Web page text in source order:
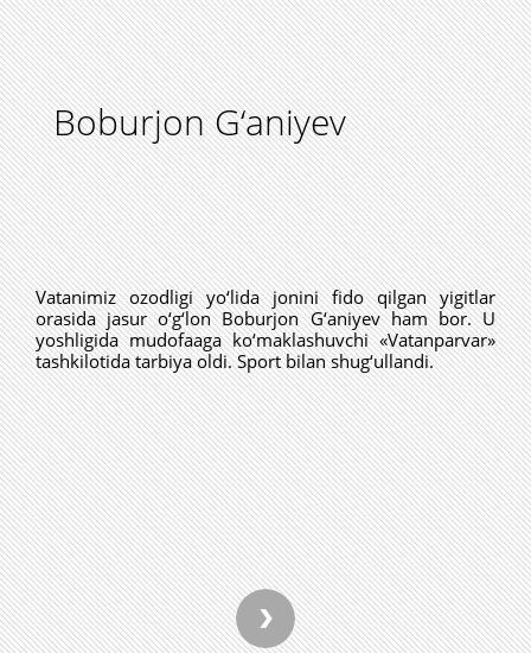
Boburjon G‘aniyev
Vatanimiz ozodligi yo‘lida jonini fido qilgan yigitlar
orasida jasur o‘g‘lon Boburjon G‘aniyev ham bor. U
yoshligida mudofaaga ko‘maklashuvchi «Vatanparvar»
tashkilotida tarbiya oldi. Sport bilan shug‘ullandi.